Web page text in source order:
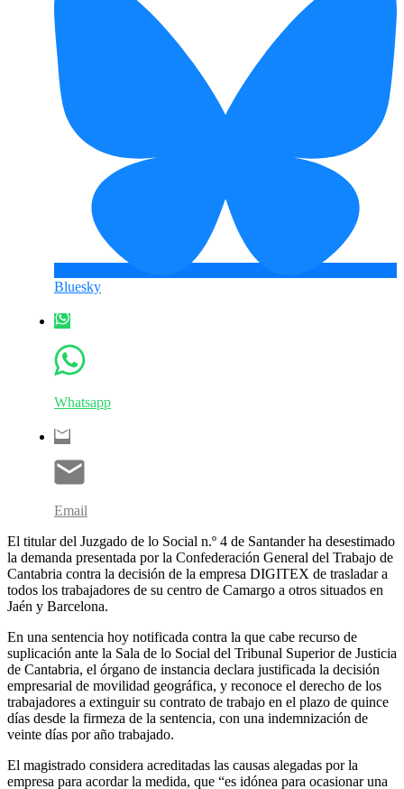
Bluesky
Whatsapp
Email
El titular del Juzgado de lo Social n.º 4 de Santander ha desestimado
la demanda presentada por la Confederación General del Trabajo de
Cantabria contra la decisión de la empresa DIGITEX de trasladar a
todos los trabajadores de su centro de Camargo a otros situados en
Jaén y Barcelona.
En una sentencia hoy notificada contra la que cabe recurso de
suplicación ante la Sala de lo Social del Tribunal Superior de Justicia
de Cantabria, el órgano de instancia declara justificada la decisión
empresarial de movilidad geográfica, y reconoce el derecho de los
trabajadores a extinguir su contrato de trabajo en el plazo de quince
días desde la firmeza de la sentencia, con una indemnización de
veinte días por año trabajado.
El magistrado considera acreditadas las causas alegadas por la
empresa para acordar la medida, que “es idónea para ocasionar una